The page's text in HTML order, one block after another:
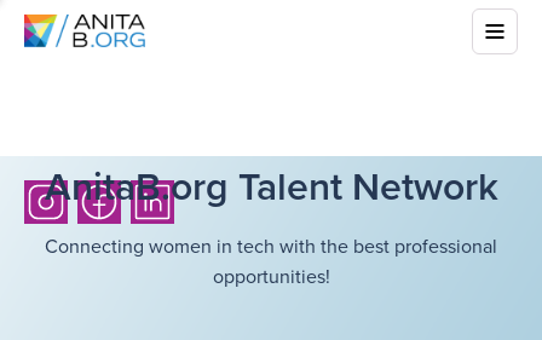
AnitaB.org Talent Network
Connecting women in tech with the best professional
opportunities!